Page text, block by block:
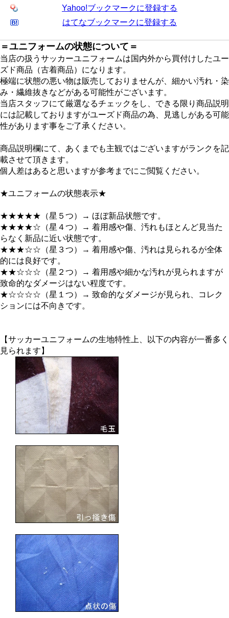
Yahoo!ブックマークに登録する
はてなブックマークに登録する
＝ユニフォームの状態について＝
当店の扱うサッカーユニフォームは国内外から買付けしたユー
ズド商品（古着商品）になります。
極端に状態の悪い物は販売しておりませんが、細かい汚れ・染
み・繊維抜きなどがある可能性がございます。
当店スタッフにて厳選なるチェックをし、できる限り商品説明
には記載しておりますがユーズド商品の為、見逃しがある可能
性があります事をご了承ください。
商品説明欄にて、あくまでも主観ではございますがランクを記
載させて頂きます。
個人差はあると思いますが参考までにご閲覧ください。
★ユニフォームの状態表示★
★★★★★（星５つ）→ ほぼ新品状態です。
★★★★☆（星４つ）→ 着用感や傷、汚れもほとんど見当た
らなく新品に近い状態です。
★★★☆☆（星３つ）→ 着用感や傷、汚れは見られるが全体
的には良好です。
★★☆☆☆（星２つ）→ 着用感や細かな汚れが見られますが
致命的なダメージはない程度です。
★☆☆☆☆（星１つ）→ 致命的なダメージが見られ、コレク
ションには不向きです。
【サッカーユニフォームの生地特性上、以下の内容が一番多く
見られます】